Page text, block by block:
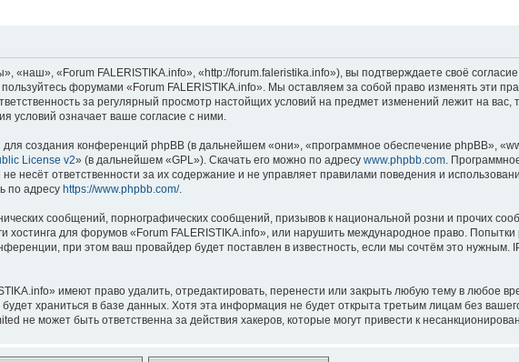
«наш», «Forum FALERISTIKA.info», «http://forum.faleristika.info»), вы подтверждаете своё
форумами «Forum FALERISTIKA.info». Мы оставляем за собой право изменять эти
за регулярный просмотр настойщих условий на предмет изменений лежит на вас,
условий означает ваше согласие с ними.
создания конференций phpBB (в дальнейшем «они», «программное обеспечение phpBB»,
License v2» (в дальнейшем «GPL»). Скачать его можно по адресу www.phpbb.com .
несёт ответственности за их содержание и не управляет правилами поведения и
по адресу https://www.phpbb.com/.
сообщений, порнографических сообщений, призывов к национальной розни и прочих
хостинга для форумов «Forum FALERISTIKA.info», или нарушить международное право.
при этом ваш провайдер будет поставлен в известность, если мы сочтём это нужным.
имеют право удалить, отредактировать, перенести или закрыть любую тему в любое
храниться в базе данных. Хотя эта информация не будет открыта третьим лицам без
не может быть ответственна за действия хакеров, которые могут привести к